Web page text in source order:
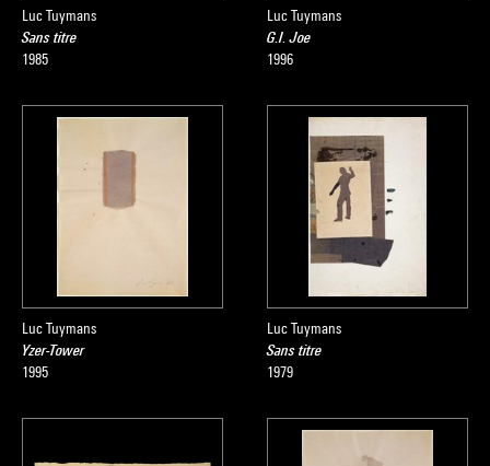
Luc Tuymans
Sans titre
1985
Luc Tuymans
G.I. Joe
1996
Luc Tuymans
Yzer-Tower
1995
Luc Tuymans
Sans titre
1979